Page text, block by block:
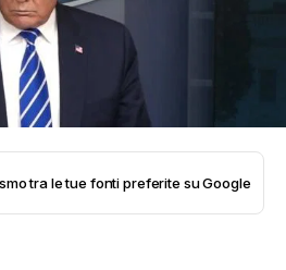
tra le tue fonti preferite su Google